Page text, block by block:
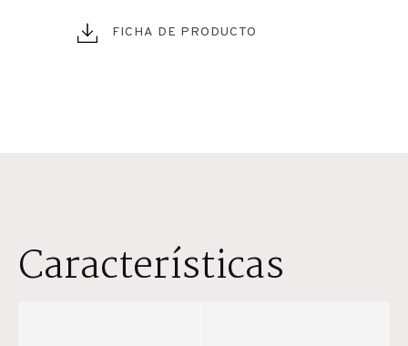
FICHA DE PRODUCTO
Características